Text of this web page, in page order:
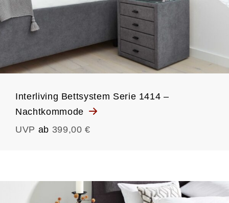
Interliving Bettsystem Serie 1414 –
Nachtkommode
UVP ab 399,00 €